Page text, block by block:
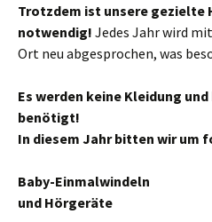
Trotzdem ist unsere gezielte
notwendig! Jedes Jahr wird
Ort neu abgesprochen, was
Es werden keine Kleidung
benötigt!
In diesem Jahr bitten wir um
Baby-
und Hörgeräte